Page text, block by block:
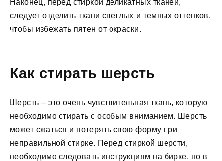
Наконец, перед стиркой деликатных тканей,
следует отделить ткани светлых и темных оттенков,
чтобы избежать пятен от окраски.
Как стирать шерсть
Шерсть – это очень чувствительная ткань, которую
необходимо стирать с особым вниманием. Шерсть
может сжаться и потерять свою форму при
неправильной стирке. Перед стиркой шерсти,
необходимо следовать инструкциям на бирке, но в